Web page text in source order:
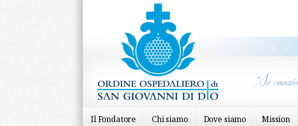
Il Fondatore Chi siamo Dove siamo Mission
“Se